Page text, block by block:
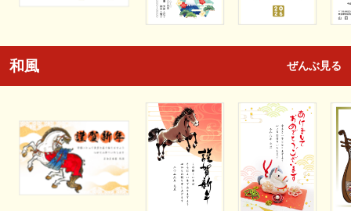
和風 ぜんぶ見る